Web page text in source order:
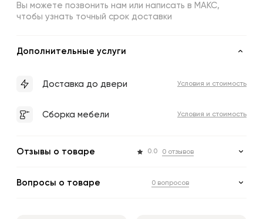
Вы можете позвонить нам или написать в МАКС,
чтобы узнать точный срок доставки
Дополнительные услуги
Доставка до двери Условия и стоимость
Сборка мебели Условия и стоимость
Отзывы о товаре 0.0 0 отзывов
Вопросы о товаре 0 вопросов